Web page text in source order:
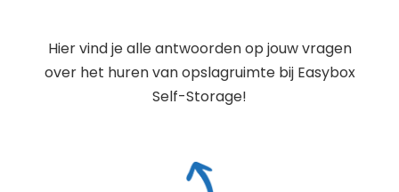
Hier vind je alle antwoorden op jouw vragen
over het huren van opslagruimte bij Easybox
Self-Storage!